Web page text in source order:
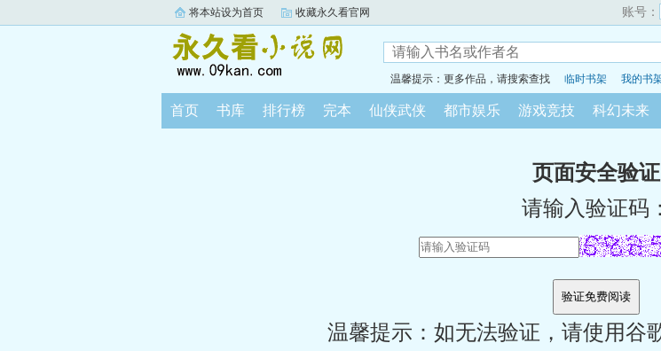
将本站设为首页 收藏永久看官网 账号：
温馨提示：更多作品，请搜索查找 临时书架 我的书
首页 书库 排行榜 完本 仙侠武侠 都市娱乐 游戏竞技 科幻未来
页面安全验证
请输入验证码：
温馨提示：如无法验证，请使用谷